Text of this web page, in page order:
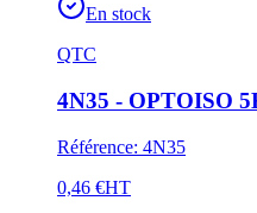
En stock
QTC
4N35 - OPTOISO
Référence: 4N35
0,46 €HT